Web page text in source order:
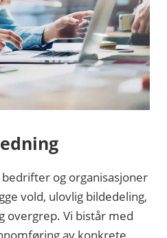
og organisasjoner
vold, ulovlig bildedeling,
overgrep. Vi bistår med
av konkrete